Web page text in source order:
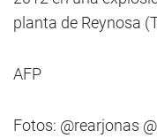
planta de Reynosa
AFP
Fotos: @rearjonas